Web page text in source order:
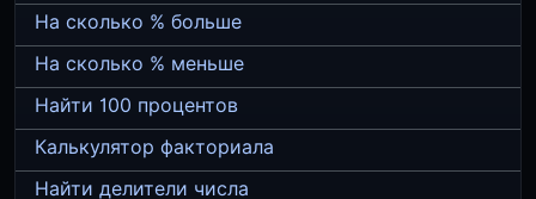
На сколько % больше
На сколько % меньше
Найти 100 процентов
Калькулятор факториала
Найти делители числа